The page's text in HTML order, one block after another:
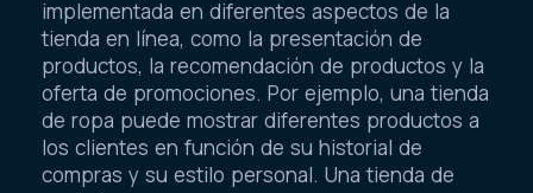
implementada en diferentes aspectos de la
tienda en línea, como la presentación de
productos, la recomendación de productos y la
oferta de promociones. Por ejemplo, una tienda
de ropa puede mostrar diferentes productos a
los clientes en función de su historial de
compras y su estilo personal. Una tienda de